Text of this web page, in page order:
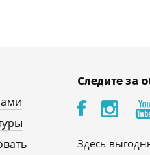
Следите за
Здесь